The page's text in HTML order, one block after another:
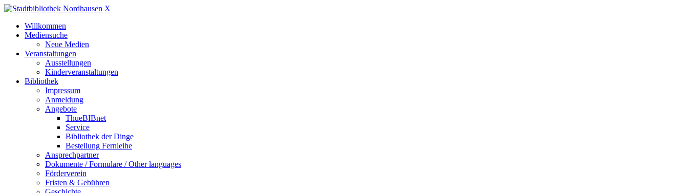
X
Willkommen
Mediensuche
Neue Medien
Veranstaltungen
Ausstellungen
Kinderveranstaltungen
Bibliothek
Impressum
Anmeldung
Angebote
ThueBIBnet
Service
Bibliothek der Dinge
Bestellung Fernleihe
Ansprechpartner
Dokumente / Formulare / Other languages
Förderverein
Fristen & Gebühren